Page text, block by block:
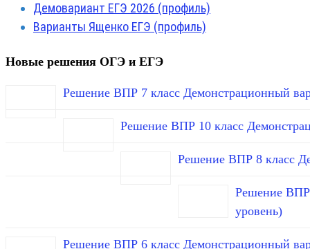
Демовариант ЕГЭ 2026 (профиль)
Варианты Ященко ЕГЭ (профиль)
Новые решения ОГЭ и ЕГЭ
Решение ВПР 7 класс Демонстрационный
Решение ВПР 10 класс
Решение ВПР 8 класс
Решение ВПР
уровень)
Решение ВПР 6 класс Демонстрационный